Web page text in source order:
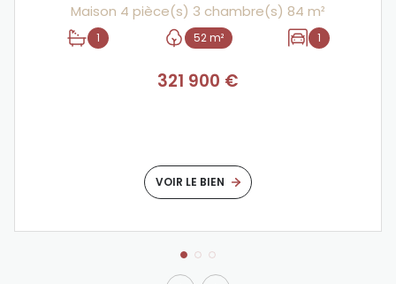
Maison 4 pièce(s) 3 chambre(s) 84 m²
1 52 m² 1
321 900 €
VOIR LE BIEN